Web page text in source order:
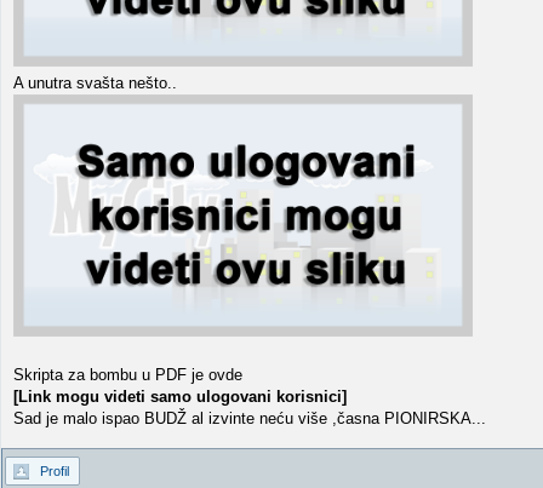
A unutra svašta nešto..
Skripta za bombu u PDF je ovde
[Link mogu videti samo ulogovani korisnici]
Sad je malo ispao BUDŽ al izvinte neću više ,časna PIONIRSKA...
Profil